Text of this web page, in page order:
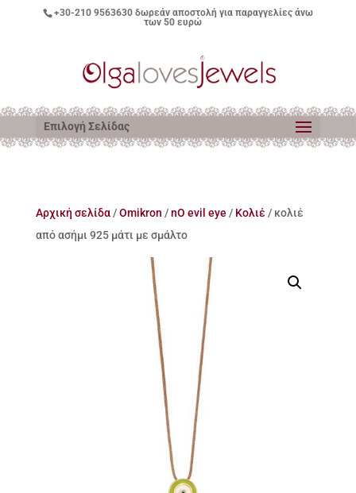
+30-210 9563630δωρεάν αποστολή για παραγγελίες άνω
των 50 ευρώ
Επιλογή Σελίδας
Αρχική σελίδα/Omikron /nO evil eye / Κολιέ / κολιέ
από ασήμι 925 μάτι με σμάλτο